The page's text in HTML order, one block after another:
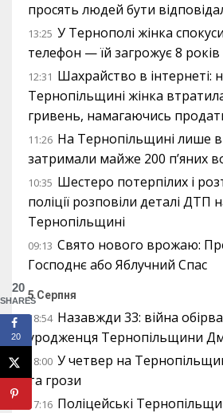
просять людей бути
13:25 У Тернополі жінка
телефон — їй загрожує 8
12:31 Шахрайство в інтернеті:
Тернопільщині жінка
гривень, намагаючись
11:26 На Тернопільщині лише в
затримали майже 200 п’яних
10:35 Шестеро потерпілих і
поліції розповіли деталі ДТП
Тернопільщині
09:13 Свято нового врожаю:
Господнє або Яблучний Спас
5 Серпня
18:54 Назавжди 33: війна
уродженця Тернопільщини
18:00 У четвер на
та грози
17:16 Поліцейські
20
SHARES
20